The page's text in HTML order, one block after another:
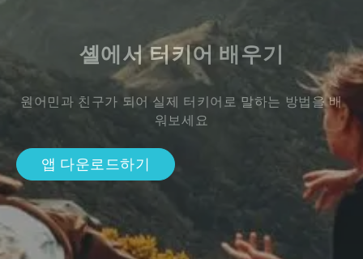
셸에서 터키어 배우기
원어민과 친구가 되어 실제 터키어로 말하는 방법을 배
워보세요
앱 다운로드하기